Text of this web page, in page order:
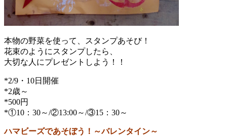
本物の野菜を使って、スタンプあそび！
花束のようにスタンプしたら、
大切な人にプレゼントしよう！！
*2/9・10日開催
*2歳～
*500円
*①10：30～/②13:00～/③15：30～
ハマビーズであそぼう！～バレンタイン～